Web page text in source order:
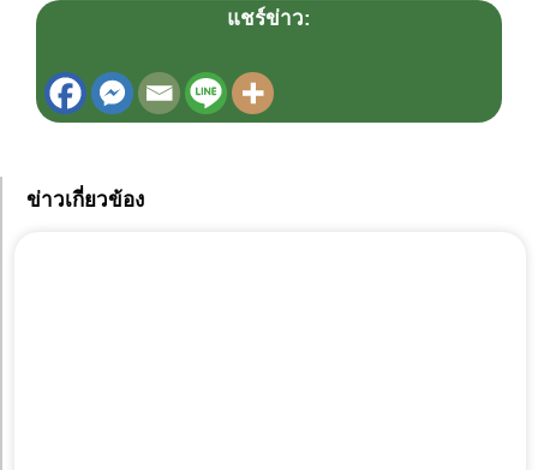
แชร์ข่าว:
ข่าวเกี่ยวข้อง